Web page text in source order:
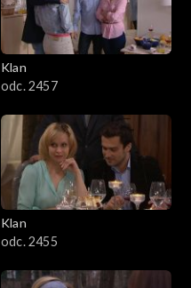
Klan
odc. 2457
Klan
odc. 2455